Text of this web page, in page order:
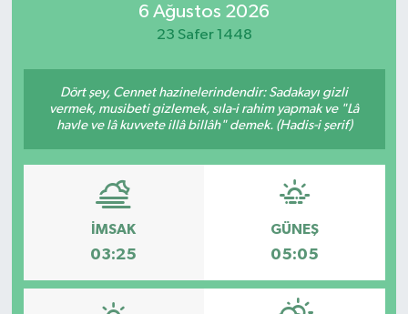
6 Ağustos 2026
23 Safer 1448
Dört şey, Cennet hazinelerindendir: Sadakayı gizli
vermek, musibeti gizlemek, sıla-i rahim yapmak ve "Lâ
havle ve lâ kuvvete illâ billâh" demek. (Hadis-i şerif)
İMSAK
03:25
GÜNEŞ
05:05